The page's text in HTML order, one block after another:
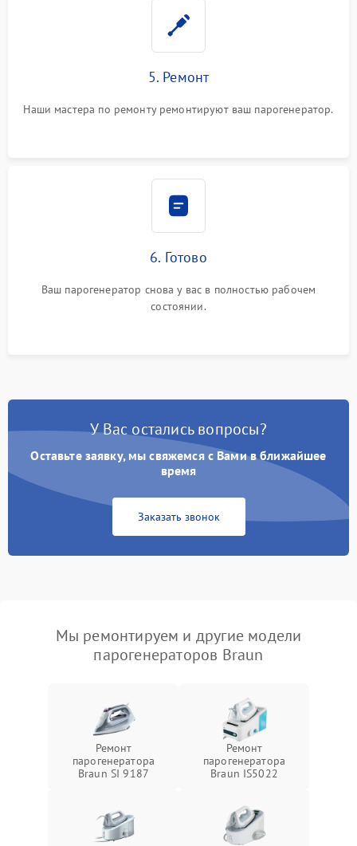
5. Ремонт
Наши мастера по ремонту ремонтируют ваш парогенератор.
6. Готово
Ваш парогенератор снова у вас в полностью рабочем
состоянии.
У Вас остались вопросы?
Оставьте заявку, мы свяжемся с Вами в ближайшее
время
Заказать звонок
Мы ремонтируем и другие модели
парогенераторов Braun
Ремонт
парогенератора
Braun SI 9187
Ремонт
парогенератора
Braun IS5022